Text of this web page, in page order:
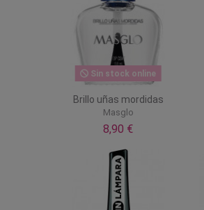
Sin stock online
Brillo uñas mordidas
Masglo
8,90 €